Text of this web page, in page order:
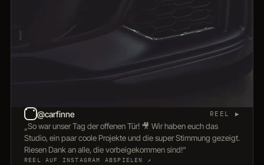
@carfinne REEL ▶
„So war unser Tag der offenen Tür! 🎥 Wir haben euch das
Studio, ein paar coole Projekte und die super Stimmung gezeigt.
Riesen Dank an alle, die vorbeigekommen sind!“
REEL AUF INSTAGRAM ABSPIELEN ↗